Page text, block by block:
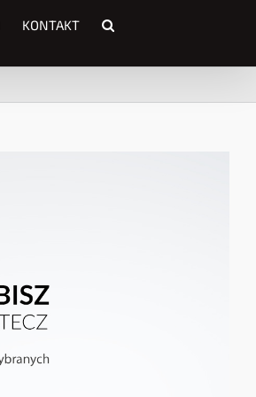
KONTAKT